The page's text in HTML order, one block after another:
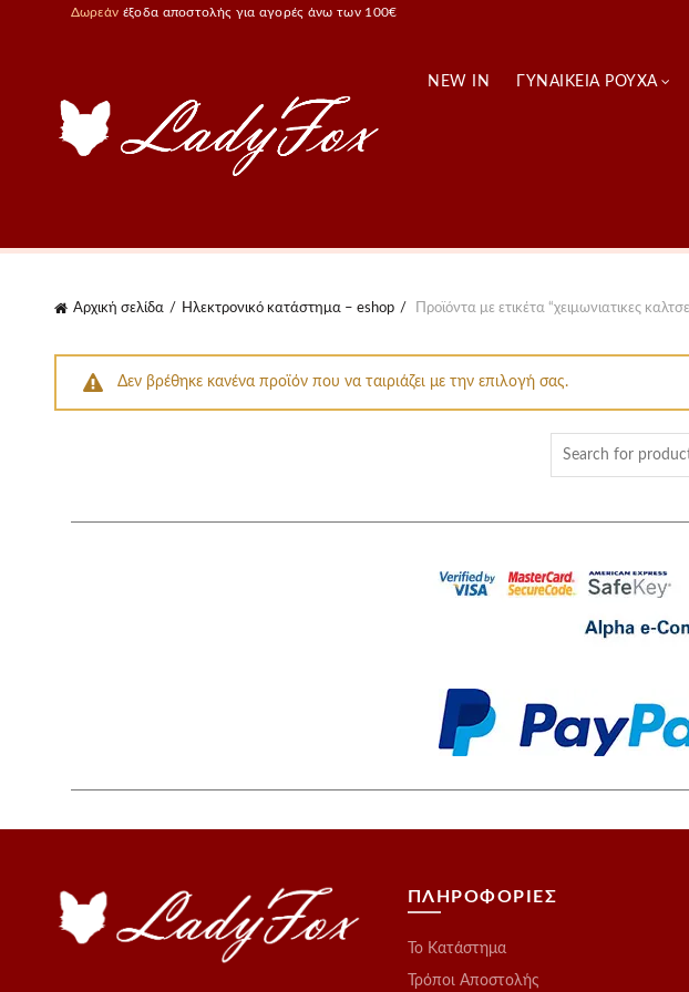
Δωρεάν έξοδα αποστολής για αγορές άνω των 100€
NEW IN ΓΥΝΑΙΚΕΊΑ ΡΟΎΧΑ
Αρχική σελίδα Ηλεκτρονικό κατάστημα – eshop Προϊόντα με ετικέτα “χειμωνιατικες
Δεν βρέθηκε κανένα προϊόν που να ταιριάζει με την επιλογή σας.
Search
ΠΛΗΡΟΦΟΡΙΕΣ
Το Kατάστημα
Τρόποι Αποστολής